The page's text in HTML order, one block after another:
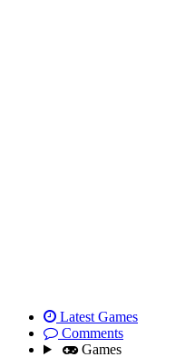
Latest Games
Comments
Games